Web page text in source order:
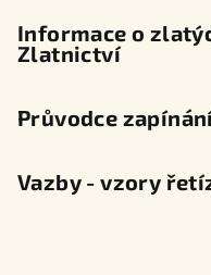
Informace o
Zlatnictví
Průvodce
Vazby - vzory